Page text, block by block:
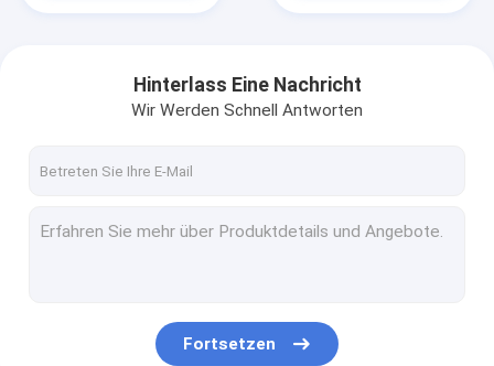
Draht-Ausschnitt und Abisoliermaschine
Streifen-verbiegende Maschine
Anschluss-Quetschwerkzeug
Hinterlass Eine Nachricht
Wir Werden Schnell Antworten
Fortsetzen